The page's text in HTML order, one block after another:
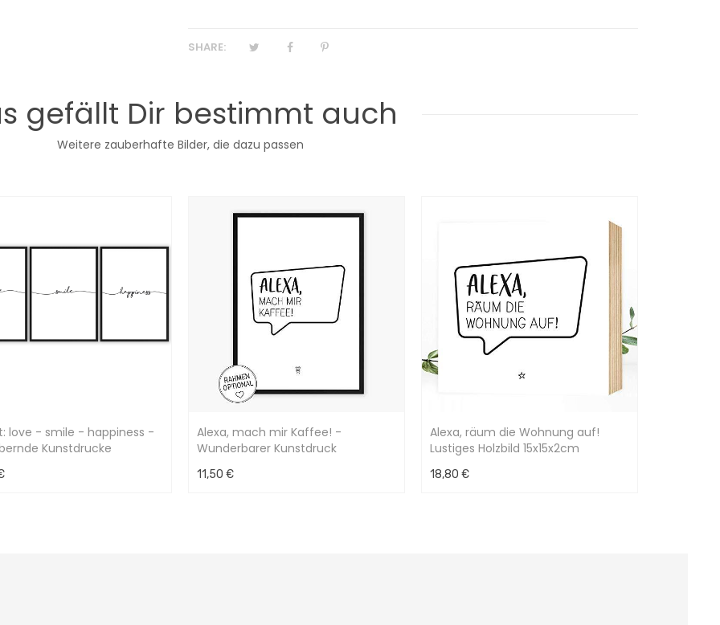
SHARE:
gefällt Dir bestimmt auch
Weitere zauberhafte Bilder, die dazu passen
love - smile - happiness -
Kunstdrucke
Alexa, mach mir Kaffee! -
Wunderbarer Kunstdruck
11,50 €
Alexa, räum die Wohnung auf!
Lustiges Holzbild 15x15x2cm
18,80 €